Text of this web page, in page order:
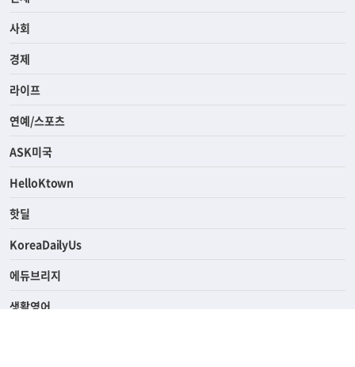
전체
사회
경제
라이프
연예/스포츠
ASK미국
HelloKtown
핫딜
KoreaDailyUs
에듀브리지